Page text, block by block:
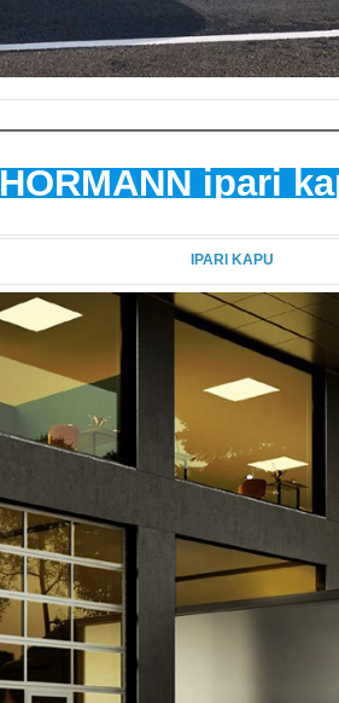
HÖRMANN ipari
IPARI KAPU